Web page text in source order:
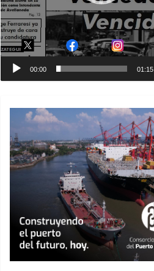
00:00 01:15